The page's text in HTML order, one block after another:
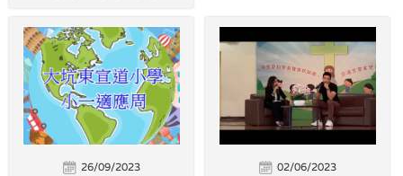
26/09/2023 02/06/2023